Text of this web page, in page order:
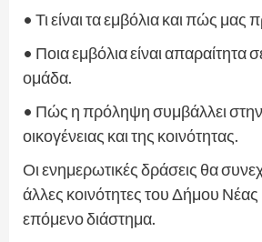
• Τι είναι τα εμβόλια και πώς μας
• Ποια εμβόλια είναι απαραίτητα
ομάδα.
• Πώς η πρόληψη συμβάλλει στην
οικογένειας και της κοινότητας.
Οι ενημερωτικές δράσεις θα
άλλες κοινότητες του Δήμου
επόμενο διάστημα.